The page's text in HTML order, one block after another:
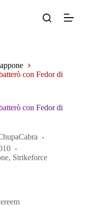
con Fedor di
con Fedor di
, Strikeforce